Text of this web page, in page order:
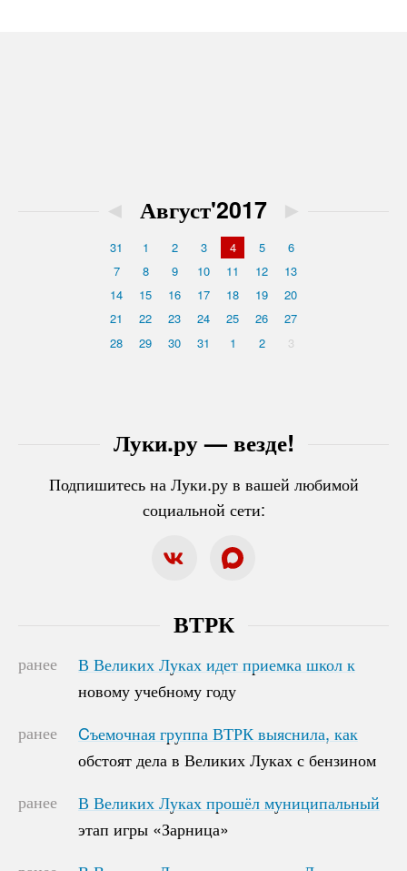
Луки.ру — везде!
Подпишитесь на Луки.ру в вашей любимой
социальной сети:
◄ Август'2017 ►
31 1 2 3 4 5
6
7
8 9 10 11 12
13
14
15 16 17 18 19
20
21
22 23 24 25 26
27
28
29 30 31 1 2 3
ВТРК
ранее
В Великих Луках идет приемка школ к
новому учебному году
В Великих Луках идет приемка школ к
новому учебному году
ранее
Cъемочная группа ВТРК выяснила, как
обстоят дела в Великих Луках с бензином
Cъемочная группа ВТРК выяснила, как
обстоят дела в Великих Луках с бензином
ранее
В Великих Луках прошёл муниципальный
этап игры «Зарница»
В Великих Луках прошёл муниципальный
этап игры «Зарница»